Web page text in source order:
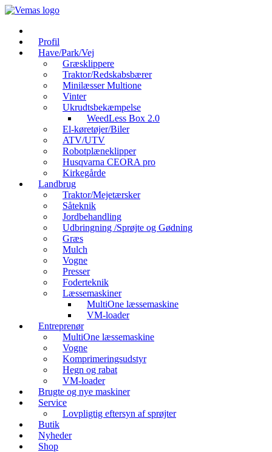
Videre
indhold
Profil
Have/Park/Vej
Græsklippere
Traktor/Redskabsbærer
Minilæsser Multione
Vinter
Ukrudtsbekæmpelse
WeedLess Box 2.0
El-køretøjer/Biler
ATV/UTV
Robotplæneklipper
Husqvarna CEORA pro
Kirkegårde
Landbrug
Traktor/Mejetærsker
Såteknik
Jordbehandling
Udbringning /Sprøjte og Gødning
Græs
Mulch
Vogne
Presser
Foderteknik
Læssemaskiner
MultiOne læssemaskine
VM-loader
Entreprenør
MultiOne læssemaskine
Vogne
Komprimeringsudstyr
Hegn og rabat
VM-loader
Brugte og nye maskiner
Service
Lovpligtig eftersyn af sprøjter
Butik
Nyheder
Shop